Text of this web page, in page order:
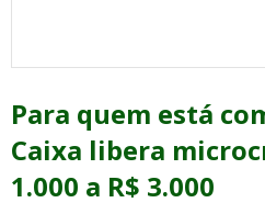
Para quem está
Caixa libera
1.000 a R$ 3.000